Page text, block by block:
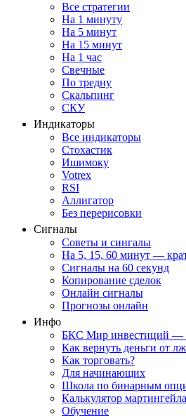
Все стратегии
На 1 минуту
На 5 минут
На 15 минут
На 1 час
Свечные
По тредну
Скальпинг
СКУ
Индикаторы
Все индикаторы
Стохастик
Ишимоку
Votrex
RSI
Аллигатор
Без перерисовки
Сигналы
Советы и сингалы
На 5, 15, 60 минут —
Сигналы на 60 секунд
Копирование сделок
Онлайн сигналы
Прогнозы онлайн
Инфо
БКС Мир инвестиций
Как вернуть деньги от
Как торговать?
Для начинающих
Школа по бинарным
Калькулятор мартингейла
Обучение